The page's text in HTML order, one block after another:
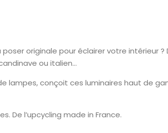
originale pour éclairer votre intérieur
ou italien…
lampes, conçoit ces luminaires haut de
De l’upcycling made in France.